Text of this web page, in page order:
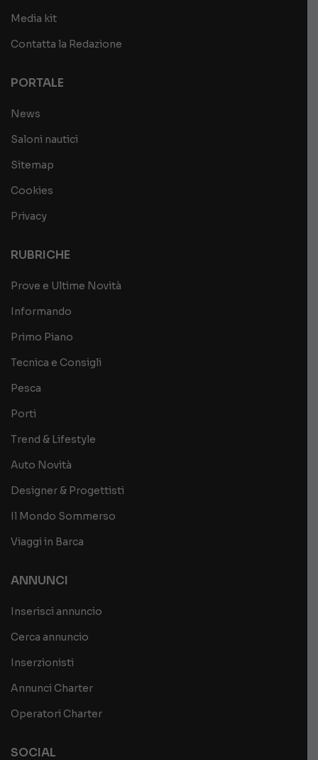
Media kit
Contatta la Redazione
PORTALE
News
Saloni nautici
Sitemap
Cookies
Privacy
RUBRICHE
Prove e Ultime Novità
Informando
Primo Piano
Tecnica e Consigli
Pesca
Porti
Trend & Lifestyle
Auto Novità
Designer & Progettisti
Il Mondo Sommerso
Viaggi in Barca
ANNUNCI
Inserisci annuncio
Cerca annuncio
Inserzionisti
Annunci Charter
Operatori Charter
SOCIAL